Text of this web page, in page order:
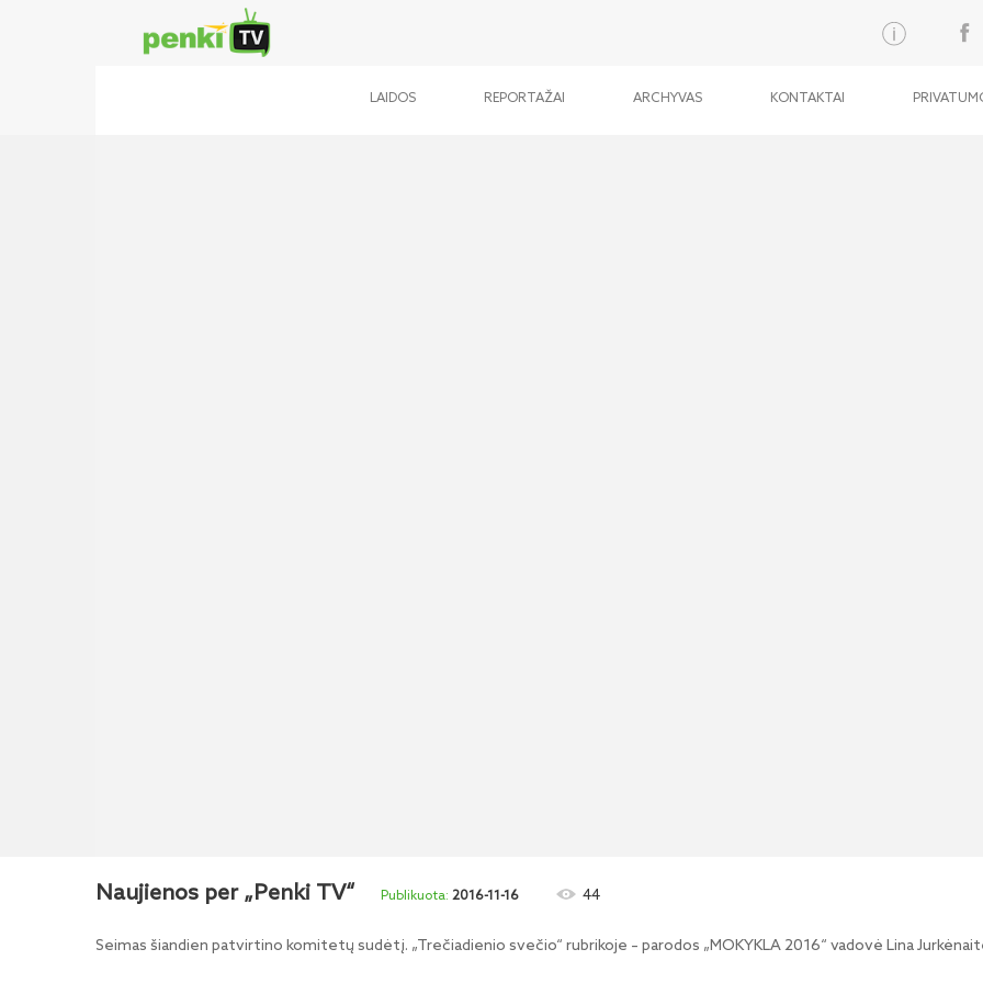
LAIDOS REPORTAŽAI ARCHYVAS KONTAKTAI
Naujienos per „Penki TV“ 2016-11-16 44
Seimas šiandien patvirtino komitetų sudėtį. „Trečiadienio svečio“ rubrikoje – parodos „MOKYKLA 2016“ vadovė Lina